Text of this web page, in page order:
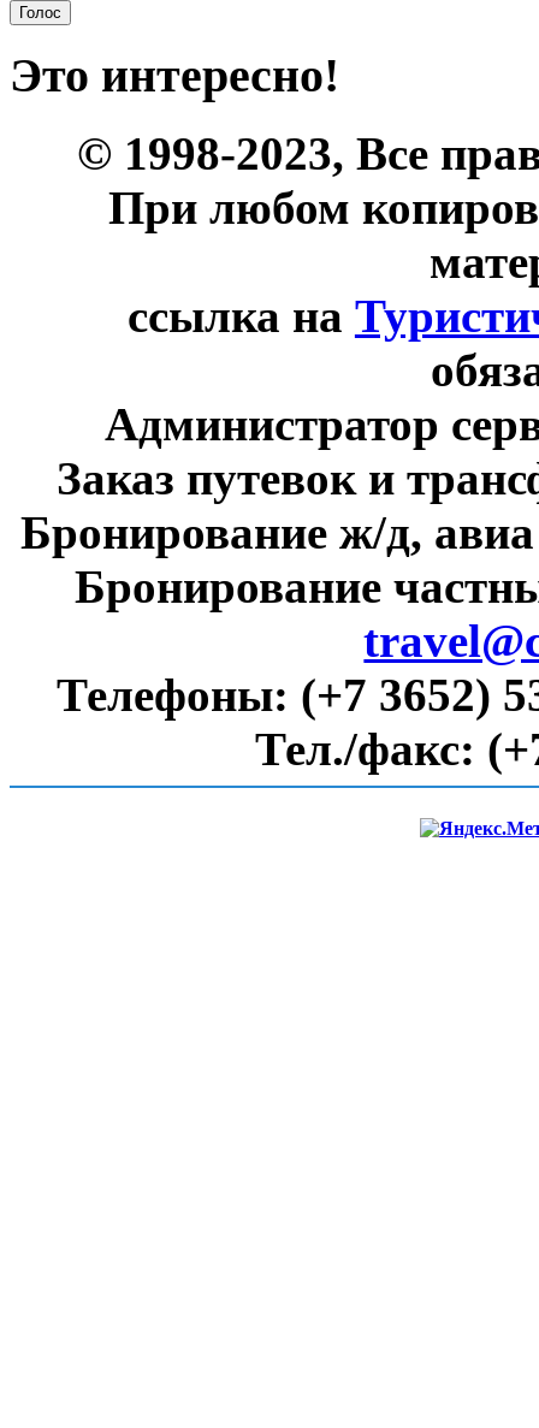
Это интересно!
© 1998-2023, Все
При любом
ссылка на
Администратор
Заказ путевок и
Бронирование ж/д,
Бронирование
Телефоны: (+7 3652)
Тел./факс: